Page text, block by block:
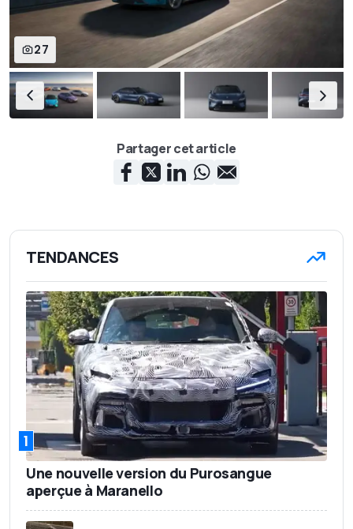
27
Partager cet article
TENDANCES
1
Une nouvelle version du Purosangue
aperçue à Maranello